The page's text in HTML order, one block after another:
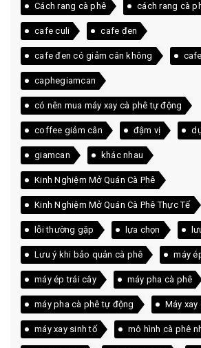
Cách rang cà phê cách rang cà
cafe culi cafe đen
cafe đen có giảm cân không
caphegiamcan
có nên mua máy xay cà phê tự động
coffee giảm cân đậm vị
giamcan khác nhau
Kinh Nghiệm Mở Quán Cà Phê
Kinh Nghiệm Mở Quán Cà Phê Thực Tế
lỗi thường gặp lựa chọn
Lưu ý khi bảo quản cà phê máy
máy ép trái cây máy pha cà phê
máy pha cà phê tự động Máy xay
máy xay sinh tố mô hình cà phê